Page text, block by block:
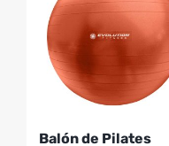
múltiples
variantes.
Las
opciones
elegir
Balón de Pilates